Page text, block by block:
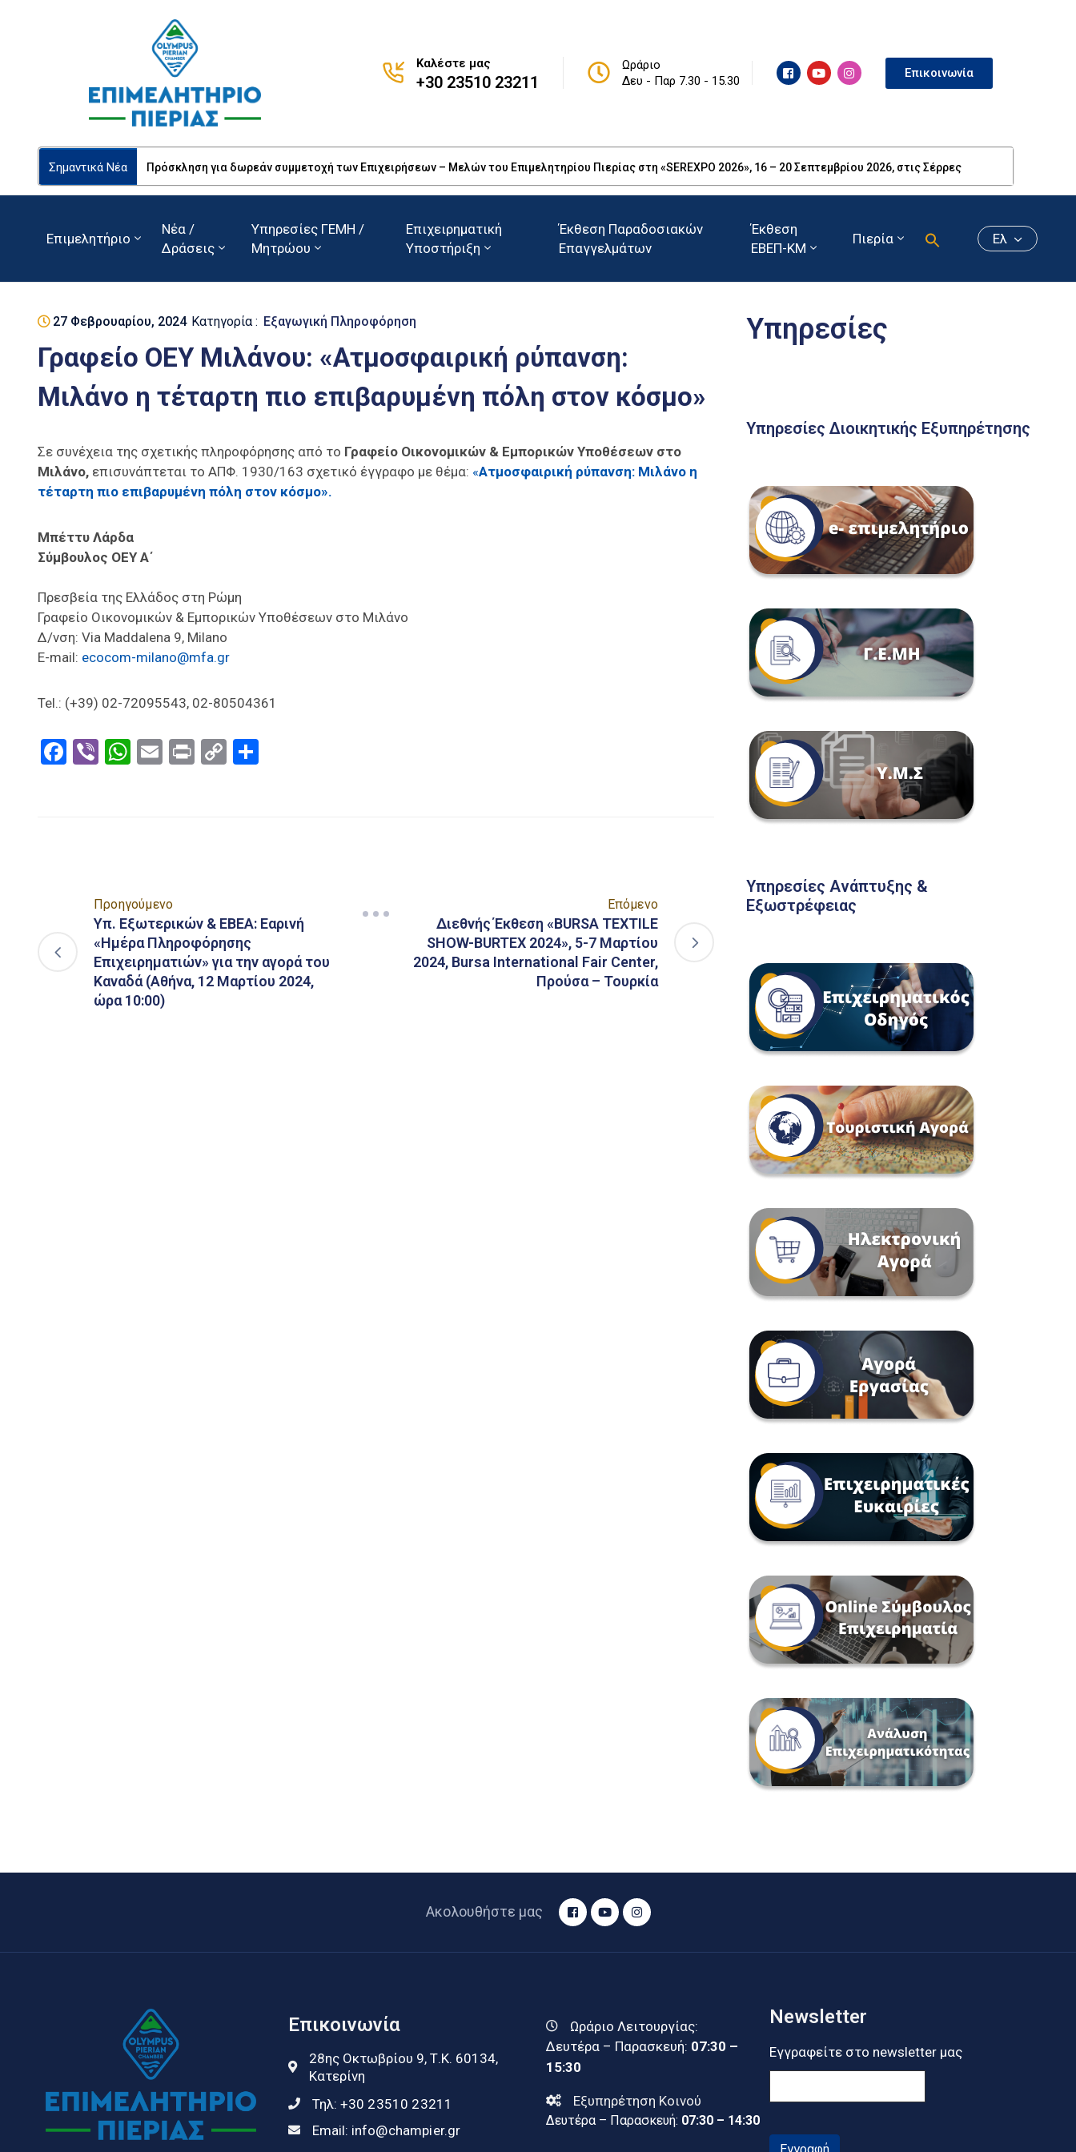
Καλέστε μας
+30 23510 23211
Ωράριο
Δευ - Παρ 7.30 - 15.30
Επικοινωνία
Σημαντικά Νέα Πρόσκληση για δωρεάν συμμετοχή των Επιχειρήσεων – Μελών του Επιμελητηρίου Πιερίας στη «SEREXPO 2026», 16 – 20 Σεπτεμβρίου 2026, στις Σέρρες
Επιμελητήριο
Νέα /
Δράσεις
Υπηρεσίες ΓΕΜΗ /
Μητρώου
Επιχειρηματική
Υποστήριξη
Έκθεση Παραδοσιακών
Επαγγελμάτων
Έκθεση
ΕΒΕΠ-ΚΜ
Πιερία Ελ
27 Φεβρουαρίου, 2024 Κατηγορία : Εξαγωγική Πληροφόρηση
Γραφείο ΟΕΥ Μιλάνου: «Ατμοσφαιρική ρύπανση:
Μιλάνο η τέταρτη πιο επιβαρυμένη πόλη στον κόσμο»
Σε συνέχεια της σχετικής πληροφόρησης από το Γραφείο Οικονομικών & Εμπορικών Υποθέσεων στο
Μιλάνο, επισυνάπτεται το ΑΠΦ. 1930/163 σχετικό έγγραφο με θέμα: «Ατμοσφαιρική ρύπανση: Μιλάνο η
τέταρτη πιο επιβαρυμένη πόλη στον κόσμο».
Μπέττυ Λάρδα
Σύμβουλος ΟΕΥ Α΄
Πρεσβεία της Ελλάδος στη Ρώμη
Γραφείο Οικονομικών & Εμπορικών Υποθέσεων στο Μιλάνο
Δ/νση: Via Maddalena 9, Milano
E-mail: ecocom-milano@mfa.gr
Tel.: (+39) 02-72095543, 02-80504361
Facebook
ViberWhatsApp
EmailPrintCopy
Προηγούμενο
Υπ. Εξωτερικών & ΕΒΕΑ: Εαρινή
«Ημέρα Πληροφόρησης
Επιχειρηματιών» για την αγορά του
Καναδά (Αθήνα, 12 Μαρτίου 2024,
ώρα 10:00)
Επόμενο
Διεθνής Έκθεση «BURSA TEXTILE
SHOW-BURTEX 2024», 5-7 Μαρτίου
2024, Bursa International Fair Center,
Προύσα – Τουρκία
Υπηρεσίες
Υπηρεσίες Διοικητικής Εξυπηρέτησης
Υπηρεσίες Ανάπτυξης &
Εξωστρέφειας
Ακολουθήστε μας
Επικοινωνία
28ης Οκτωβρίου 9, Τ.Κ. 60134,
Κατερίνη
Τηλ: +30 23510 23211
Email: info@champier.gr
Ωράριο Λειτουργίας:
Δευτέρα – Παρασκευή: 07:30 –
15:30
Εξυπηρέτηση Κοινού
Δευτέρα – Παρασκευή: 07:30 – 14:30
Newsletter
Εγγραφείτε στο newsletter μας